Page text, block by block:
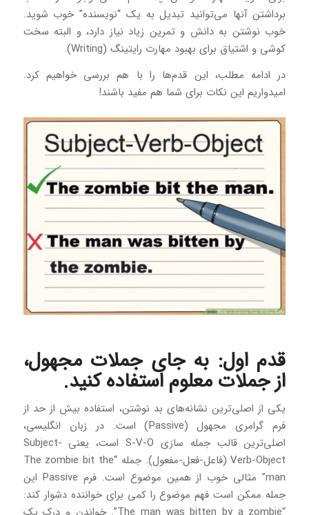
برداشتن آنها می‌توانید تبدیل به یک “نویسنده” خوب شوید.
خوب نوشتن به دانش و تمرین زیاد نیاز دارد، و البته سخت
کوشی و اشتیاق برای بهبود مهارت رایتینگ (Writing).
در ادامه مطلب، این قدم‌ها را با هم بررسی خواهیم کرد.
امیدواریم این نکات برای شما هم مفید باشند!
قدم اول: به جای جملات مجهول،
از جملات معلوم استفاده کنید.
یکی از اصلی‌ترین نشانه‌های بد نوشتن، استفاده بیش از حد از
فرم گرامری مجهول (Passive) است. در زبان انگلیسی،
اصلی‌ترین قالب جمله سازی S-V-O است، یعنی Subject-
Verb-Object (فاعل-فعل-مفعول). جمله “The zombie bit the
man” مثالی خوب از همین موضوع است. فرم Passive این
جمله ممکن است فهم موضوع را کمی برای خواننده دشوار کند: